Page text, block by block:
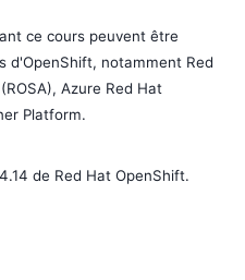
ce cours peuvent être
d'OpenShift, notamment Red
Azure Red Hat
Platform.
de Red Hat OpenShift.